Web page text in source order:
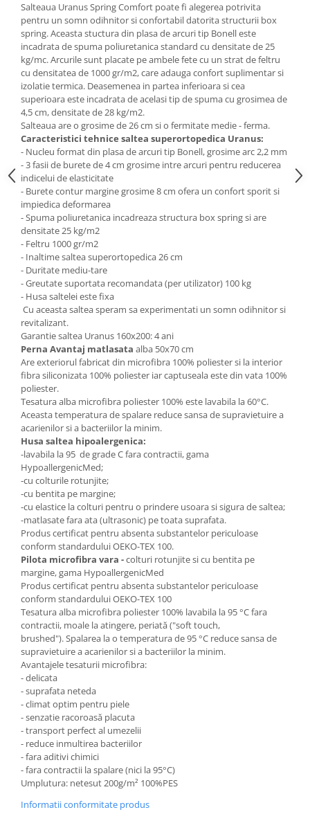
Scaune birou pentru copii
Saltele patuturi copii
Paturi copii
Masa si scaune gradinita
Seturi comode living si dormitor
Salteaua Uranus Spring Comfort poate fi alegerea potrivita
pentru un somn odihnitor si confortabil datorita structurii box
spring. Aceasta stuctura din plasa de arcuri tip Bonell este
incadrata de spuma poliuretanica standard cu densitate de 25
kg/mc. Arcurile sunt placate pe ambele fete cu un strat de feltru
cu densitatea de 1000 gr/m2, care adauga confort suplimentar si
izolatie termica. Deasemenea in partea inferioara si cea
superioara este incadrata de acelasi tip de spuma cu grosimea de
4,5 cm, densitate de 28 kg/m2.
Salteaua are o grosime de 26 cm si o fermitate medie - ferma.
Caracteristici tehnice saltea superortopedica Uranus:
- Nucleu format din plasa de arcuri tip Bonell, grosime arc 2,2 mm
- 3 fasii de burete de 4 cm grosime intre arcuri pentru reducerea
indicelui de elasticitate
- Burete contur margine grosime 8 cm ofera un confort sporit si
impiedica deformarea
- Spuma poliuretanica incadreaza structura box spring si are
densitate 25 kg/m2
- Feltru 1000 gr/m2
- Inaltime saltea superortopedica 26 cm
- Duritate mediu-tare
- Greutate suportata recomandata (per utilizator) 100 kg
- Husa saltelei este fixa
Cu aceasta saltea speram sa experimentati un somn odihnitor si
revitalizant.
Garantie saltea Uranus 160x200: 4 ani
Perna Avantaj matlasata alba 50x70 cm
Are exteriorul fabricat din microfibra 100% poliester si la interior
fibra siliconizata 100% poliester iar captuseala este din vata 100%
poliester.
Tesatura alba microfibra poliester 100% este lavabila la 60°C.
Aceasta temperatura de spalare reduce sansa de supravietuire a
acarienilor si a bacteriilor la minim.
Husa saltea hipoalergenica:
-lavabila la 95 de grade C fara contractii, gama
HypoallergenicMed;
-cu colturile rotunjite;
-cu bentita pe margine;
-cu elastice la colturi pentru o prindere usoara si sigura de saltea;
-matlasate fara ata (ultrasonic) pe toata suprafata.
Produs certificat pentru absenta substantelor periculoase
conform standardului OEKO-TEX 100.
Pilota microfibra vara -colturi rotunjite si cu bentita pe
margine, gama HypoallergenicMed
Produs certificat pentru absenta substantelor periculoase
conform standardului OEKO-TEX 100
Tesatura alba microfibra poliester 100% lavabila la 95 °C fara
contractii, moale la atingere, periată ("soft touch,
brushed"). Spalarea la o temperatura de 95 °C reduce sansa de
supravietuire a acarienilor si a bacteriilor la minim.
Avantajele tesaturii microfibra:
- delicata
- suprafata neteda
- climat optim pentru piele
- senzatie racoroasă placuta
- transport perfect al umezelii
- reduce inmultirea bacteriilor
- fara aditivi chimici
- fara contractii la spalare (nici la 95°C)
Umplutura: netesut 200g/m² 100%PES
Informatii conformitate produs